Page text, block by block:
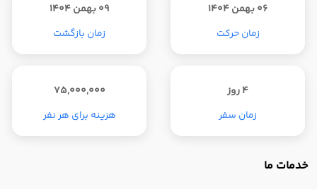
06 بهمن 1404
زمان حرکت
09 بهمن 1404
زمان بازگشت
4 روز
زمان سفر
75,000,000
هزینه برای هر نفر
خدمات ما